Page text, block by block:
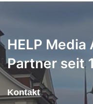
HELP Media
Partner seit
Kontakt